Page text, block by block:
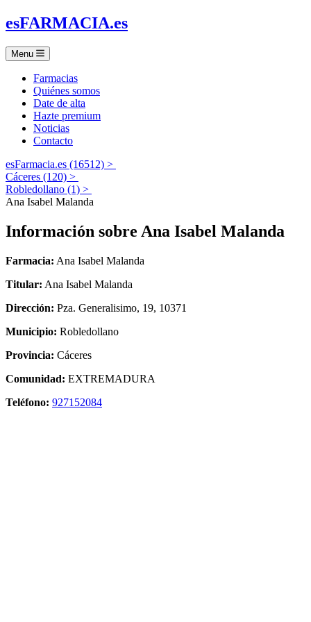
esFARMACIA.es
Menu
Farmacias
Quiénes somos
Date de alta
Hazte premium
Noticias
Contacto
esFarmacia.es (16512) >
Cáceres (120) >
Robledollano (1) >
Ana Isabel Malanda
Información sobre Ana Isabel Malanda
Farmacia: Ana Isabel Malanda
Titular: Ana Isabel Malanda
Dirección: Pza. Generalisimo, 19, 10371
Municipio: Robledollano
Provincia: Cáceres
Comunidad: EXTREMADURA
Teléfono: 927152084